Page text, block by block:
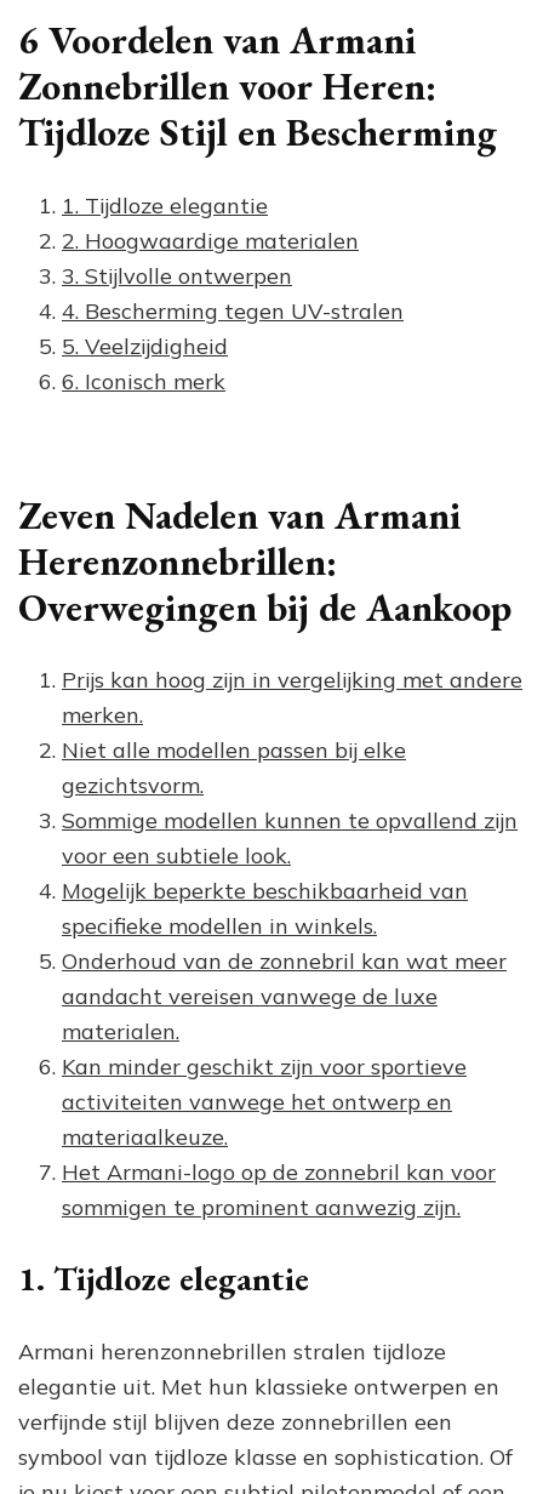
6 Voordelen van Armani
Zonnebrillen voor Heren:
Tijdloze Stijl en Bescherming
1. Tijdloze elegantie
2. Hoogwaardige materialen
3. Stijlvolle ontwerpen
4. Bescherming tegen UV-stralen
5. Veelzijdigheid
6. Iconisch merk
Zeven Nadelen van Armani
Herenzonnebrillen:
Overwegingen bij de Aankoop
Prijs kan hoog zijn in vergelijking met andere
merken.
Niet alle modellen passen bij elke
gezichtsvorm.
Sommige modellen kunnen te opvallend zijn
voor een subtiele look.
Mogelijk beperkte beschikbaarheid van
specifieke modellen in winkels.
Onderhoud van de zonnebril kan wat meer
aandacht vereisen vanwege de luxe
materialen.
Kan minder geschikt zijn voor sportieve
activiteiten vanwege het ontwerp en
materiaalkeuze.
Het Armani-logo op de zonnebril kan voor
sommigen te prominent aanwezig zijn.
1. Tijdloze elegantie
Armani herenzonnebrillen stralen tijdloze
elegantie uit. Met hun klassieke ontwerpen en
verfijnde stijl blijven deze zonnebrillen een
symbool van tijdloze klasse en sophistication. Of